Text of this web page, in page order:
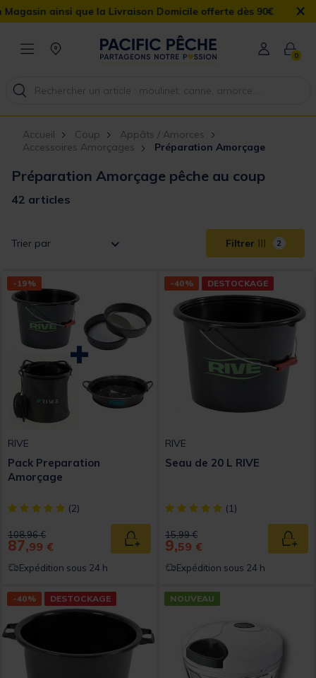
Livraison Domicile offerte dès 90€ ×
0
Accueil Coup
Appâts / Amorces
Accessoires Amorçages
Préparation Amorçage
Préparation Amorçage pêche au coup
42 articles
Trier par Filtrer 2
-19%
RIVE
Pack Preparation
Amorçage
[object Object] out of 5 Customer Rating
(2)
Price reduced from
108,96 €to
87,99 € Ajouter au panier
Expédition sous 24 h
-40% DESTOCKAGE
RIVE
Seau de 20 L RIVE
[object Object] out of 5
(1)
Price reduced from
15,99 €to
9,59 €
Expédition sous 24 h
-40% DESTOCKAGE NOUVEAU